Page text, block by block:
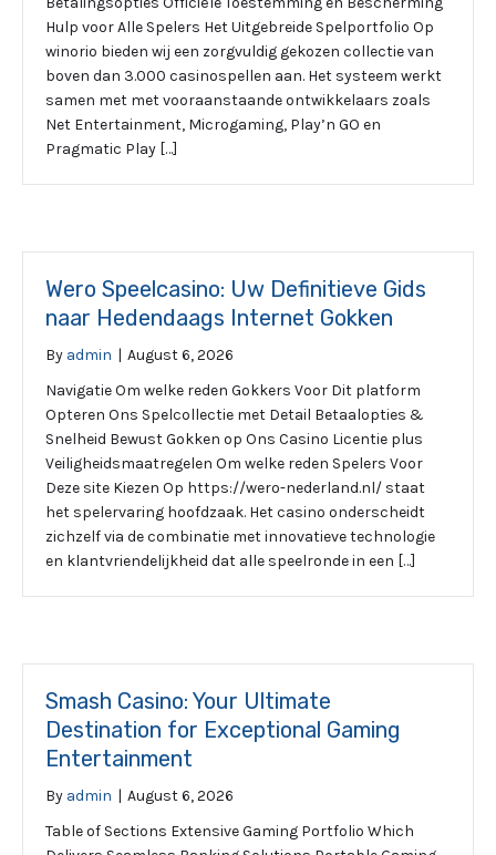
Hulp voor Alle Spelers Het Uitgebreide Spelportfolio Op
winorio bieden wij een zorgvuldig gekozen collectie van
boven dan 3.000 casinospellen aan. Het systeem werkt
samen met met vooraanstaande ontwikkelaars zoals
Net Entertainment, Microgaming, Play’n GO en
Pragmatic Play […]
Wero Speelcasino: Uw Definitieve Gids
naar Hedendaags Internet Gokken
By admin | August 6, 2026
Navigatie Om welke reden Gokkers Voor Dit platform
Opteren Ons Spelcollectie met Detail Betaalopties &
Snelheid Bewust Gokken op Ons Casino Licentie plus
Veiligheidsmaatregelen Om welke reden Spelers Voor
Deze site Kiezen Op https://wero-nederland.nl/ staat
het spelervaring hoofdzaak. Het casino onderscheidt
zichzelf via de combinatie met innovatieve technologie
en klantvriendelijkheid dat alle speelronde in een […]
Smash Casino: Your Ultimate
Destination for Exceptional Gaming
Entertainment
By admin | August 6, 2026
Table of Sections Extensive Gaming Portfolio Which